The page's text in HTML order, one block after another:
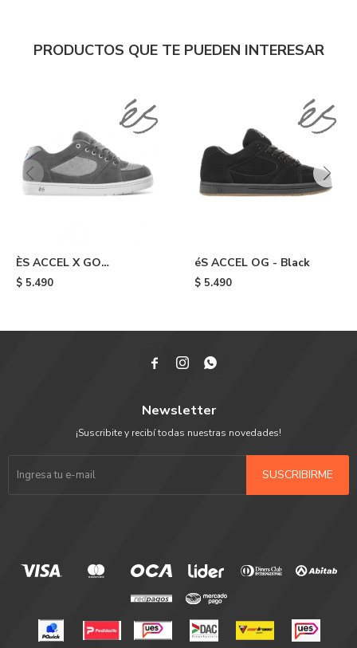
PRODUCTOS QUE TE PUEDEN INTERESAR
ÈS ACCEL X GO
SKATEBOARDING - Grey
$ 5.490
éS ACCEL OG - Black
$ 5.490
  
Newsletter
¡Suscribite y recibí todas nuestras novedades!
SUSCRIBIRME